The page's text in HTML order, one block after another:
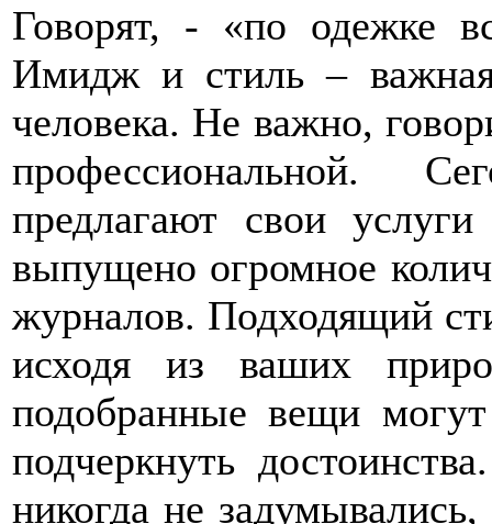
Говорят, - «по одежке
Имидж и стиль –
человека. Не важно,
профессиональной.
предлагают свои
выпущено огромное
журналов. Подходящий
исходя из ваших
подобранные вещи
подчеркнуть
никогда не